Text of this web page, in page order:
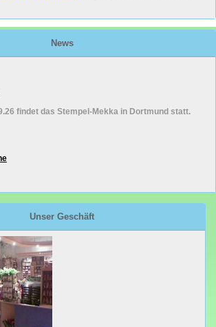
News
findet das Stempel-Mekka in Dortmund statt.
Unser Geschäft